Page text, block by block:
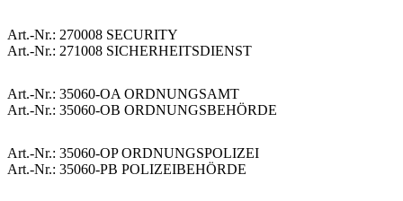
Art.-Nr.: 270008 SECURITY
Art.-Nr.: 271008 SICHERHEITSDIENST
Art.-Nr.: 35060-OA ORDNUNGSAMT
Art.-Nr.: 35060-OB ORDNUNGSBEHÖRDE
Art.-Nr.: 35060-OP ORDNUNGSPOLIZEI
Art.-Nr.: 35060-PB POLIZEIBEHÖRDE